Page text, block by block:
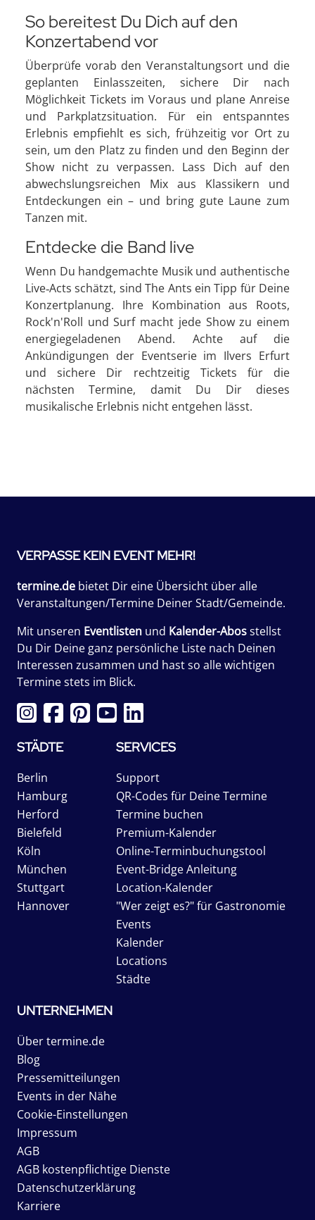
So bereitest Du Dich auf den
Konzertabend vor
Überprüfe vorab den Veranstaltungsort und die
geplanten Einlasszeiten, sichere Dir nach
Möglichkeit Tickets im Voraus und plane Anreise
und Parkplatzsituation. Für ein entspanntes
Erlebnis empfiehlt es sich, frühzeitig vor Ort zu
sein, um den Platz zu finden und den Beginn der
Show nicht zu verpassen. Lass Dich auf den
abwechslungsreichen Mix aus Klassikern und
Entdeckungen ein – und bring gute Laune zum
Tanzen mit.
Entdecke die Band live
Wenn Du handgemachte Musik und authentische
Live‑Acts schätzt, sind The Ants ein Tipp für Deine
Konzertplanung. Ihre Kombination aus Roots,
Rock'n'Roll und Surf macht jede Show zu einem
energiegeladenen Abend. Achte auf die
Ankündigungen der Eventserie im Ilvers Erfurt
und sichere Dir rechtzeitig Tickets für die
nächsten Termine, damit Du Dir dieses
musikalische Erlebnis nicht entgehen lässt.
VERPASSE KEIN EVENT MEHR!
termine.de bietet Dir eine Übersicht über alle
Veranstaltungen/Termine Deiner Stadt/Gemeinde.
Mit unseren Eventlisten und Kalender-Abosstellst
Du Dir Deine ganz persönliche Liste nach Deinen
Interessen zusammen und hast so alle wichtigen
Termine stets im Blick.
STÄDTE
Berlin
Hamburg
Herford
Bielefeld
Köln
München
Stuttgart
Hannover
SERVICES
Support
QR-Codes für Deine Termine
Termine buchen
Premium-Kalender
Online-Terminbuchungstool
Event-Bridge Anleitung
Location-Kalender
"Wer zeigt es?" für Gastronomie
Events
Kalender
Locations
Städte
UNTERNEHMEN
Über termine.de
Blog
Pressemitteilungen
Events in der Nähe
Cookie-Einstellungen
Impressum
AGB
AGB kostenpflichtige Dienste
Datenschutzerklärung
Karriere